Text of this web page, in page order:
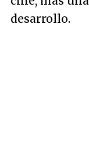
desarrollo.